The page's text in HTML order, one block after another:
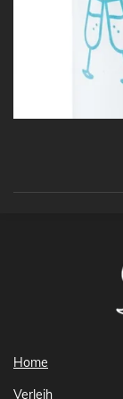
Home
Verleih